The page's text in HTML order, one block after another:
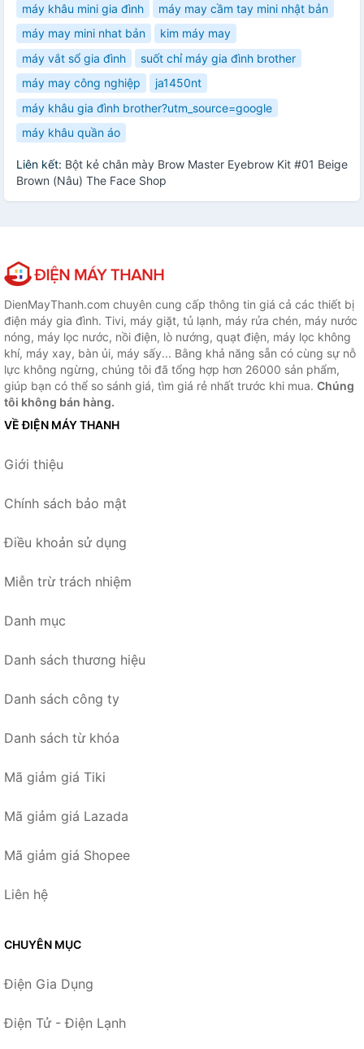
máy khâu mini gia đình
máy may cầm tay mini nhật bản
máy may mini nhat bản
kim máy may
máy vắt sổ gia đình
suốt chỉ máy gia đình brother
máy may công nghiệp
ja1450nt
máy khâu gia đình brother?utm_source=google
máy khâu quần áo
Liên kết: Bột kẻ chân mày Brow Master Eyebrow Kit #01 Beige
Brown (Nâu) The Face Shop
DienMayThanh.com chuyên cung cấp thông tin giá cả các thiết bị
điện máy gia đình. Tivi, máy giặt, tủ lạnh, máy rửa chén, máy nước
nóng, máy lọc nước, nồi điện, lò nướng, quạt điện, máy lọc không
khí, máy xay, bàn ủi, máy sấy... Bằng khả năng sẵn có cùng sự nỗ
lực không ngừng, chúng tôi đã tổng hợp hơn 26000 sản phẩm,
giúp bạn có thể so sánh giá, tìm giá rẻ nhất trước khi mua. Chúng
tôi không bán hàng.
VỀ ĐIỆN MÁY THANH
Giới thiệu
Chính sách bảo mật
Điều khoản sử dụng
Miễn trừ trách nhiệm
Danh mục
Danh sách thương hiệu
Danh sách công ty
Danh sách từ khóa
Mã giảm giá Tiki
Mã giảm giá Lazada
Mã giảm giá Shopee
Liên hệ
CHUYÊN MỤC
Điện Gia Dụng
Điện Tử - Điện Lạnh